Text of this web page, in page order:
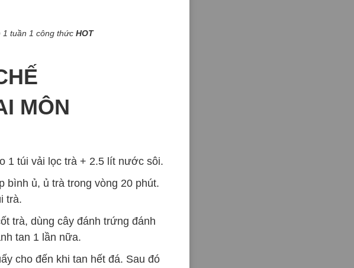
1 tuần 1 công thứcHOT
MÔN
1 túi vải lọc trà + 2.5 lít nước sôi.
bình ủ, ủ trà trong vòng 20 phút.
trà.
trà, dùng cây đánh trứng đánh
tan 1 lần nữa.
cho đến khi tan hết đá. Sau đó